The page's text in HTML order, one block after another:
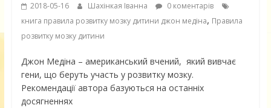
2018-05-16 Шахінкая Іванна
0 коментарів
книга правила розвитку мозку дитини джон медіна, Правила
розвитку мозку дитини
Джон Медіна – американський вчений, який вивчає
гени, що беруть участь у розвитку мозку.
Рекомендації автора базуються на останніх
досягненнях